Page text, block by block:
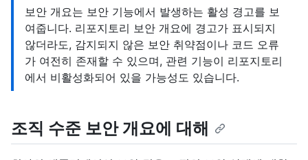
보안 개요는 보안 기능에서 발생하는 활성 경고를 보
여줍니다. 리포지토리 보안 개요에 경고가 표시되지
않더라도, 감지되지 않은 보안 취약점이나 코드 오류
가 여전히 존재할 수 있으며, 관련 기능이 리포지토리
에서 비활성화되어 있을 가능성도 있습니다.
조직 수준 보안 개요에 대해